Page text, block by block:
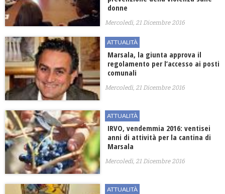
donne
Mercoledì, 21 Dicembre 2016
ATTUALITÀ
Marsala, la giunta approva il
regolamento per l’accesso ai posti
comunali
Mercoledì, 21 Dicembre 2016
ATTUALITÀ
IRVO, vendemmia 2016: ventisei
anni di attività per la cantina di
Marsala
Mercoledì, 21 Dicembre 2016
ATTUALITÀ